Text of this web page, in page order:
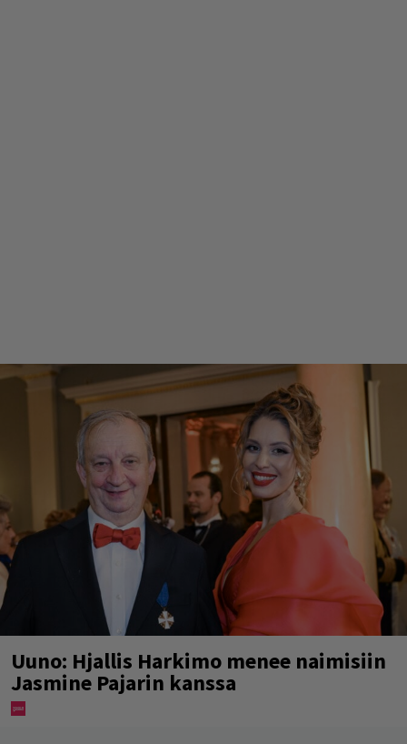
Uuno: Hjallis Harkimo menee naimisiin
Jasmine Pajarin kanssa